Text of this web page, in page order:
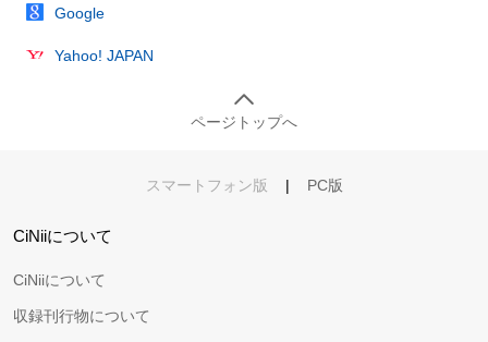
Google
Yahoo! JAPAN
ページトップへ
スマートフォン版 | PC版
CiNiiについて
CiNiiについて
収録刊行物について